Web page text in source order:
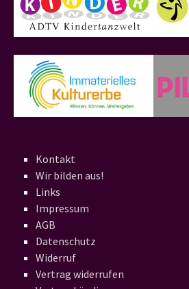
Kontakt
Wir bilden aus!
Links
Impressum
AGB
Datenschutz
Widerruf
Vertrag widerrufen